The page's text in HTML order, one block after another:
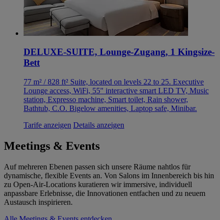
DELUXE-SUITE, Lounge-Zugang, 1 Kingsize-
Bett
77 m² / 828 ft² Suite, located on levels 22 to 25. Executive
Lounge access, WiFi, 55" interactive smart LED TV, Music
station, Expresso machine, Smart toilet, Rain shower,
Bathtub, C.O. Bigelow amenities, Laptop safe, Minibar.
Tarife anzeigen Details anzeigen
Meetings & Events
Auf mehreren Ebenen passen sich unsere Räume nahtlos für
dynamische, flexible Events an. Von Salons im Innenbereich bis hin
zu Open-Air-Locations kuratieren wir immersive, individuell
anpassbare Erlebnisse, die Innovationen entfachen und zu neuem
Austausch inspirieren.